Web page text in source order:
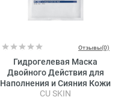
Отзывы(0)
Гидрогелевая Маска
Двойного Действия для
Наполнения и Сияния Кожи
CU SKIN Vitamin U Collagen
CU SKIN